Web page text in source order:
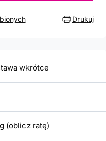
Drukuj
wkrótce
(oblicz ratę)